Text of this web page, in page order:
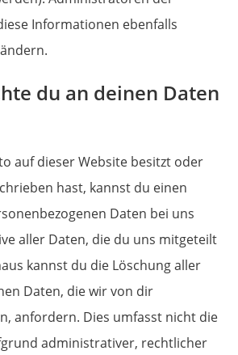
Informationen ebenfalls
du an deinen Daten
auf dieser Website besitzt oder
hast, kannst du einen
Daten bei uns
aller Daten, die du uns mitgeteilt
kannst du die Löschung aller
Daten, die wir von dir
anfordern. Dies umfasst nicht die
administrativer, rechtlicher